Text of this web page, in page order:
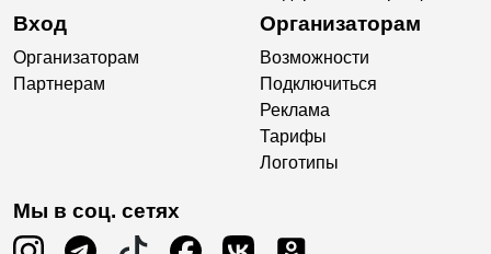
Вход
Организаторам
Партнерам
Организаторам
Возможности
Подключиться
Реклама
Тарифы
Логотипы
Мы в соц. сетях